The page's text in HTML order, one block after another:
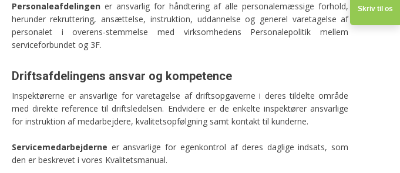
Personaleafdelingener ansvarlig for håndtering af alle personalemæssige forhold,
herunder rekruttering, ansættelse, instruktion, uddannelse og generel varetagelse af
personalet i overens-stemmelse med virksomhedens Personalepolitik mellem
serviceforbundet og 3F.​
Driftsafdelingens ansvar og kompetence
Inspektørerne er ansvarlige for varetagelse af driftsopgaverne i deres tildelte område
med direkte reference til driftsledelsen. Endvidere er de enkelte inspektører ansvarlige
for instruktion af medarbejdere, kvalitetsopfølgning samt kontakt til kunderne.​
Servicemedarbejderne er ansvarlige for egenkontrol af deres daglige indsats, som
den er beskrevet i vores Kvalitetsmanual.
Skriv til os